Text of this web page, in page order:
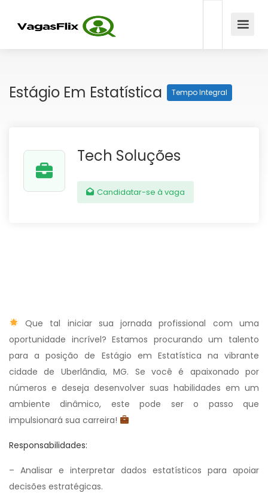
Estágio Em Estatística Tempo Integral
Tech Soluções
Candidatar-se à vaga
Que tal iniciar sua jornada profissional com uma
oportunidade incrível? Estamos procurando um talento
para a posição de Estágio em Estatística na vibrante
cidade de Uberlândia, MG. Se você é apaixonado por
números e deseja desenvolver suas habilidades em um
ambiente dinâmico, este pode ser o passo que
impulsionará sua carreira!
Responsabilidades:
– Analisar e interpretar dados estatísticos para apoiar
decisões estratégicas.